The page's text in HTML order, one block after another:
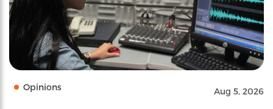
Opinions Aug 5, 2026